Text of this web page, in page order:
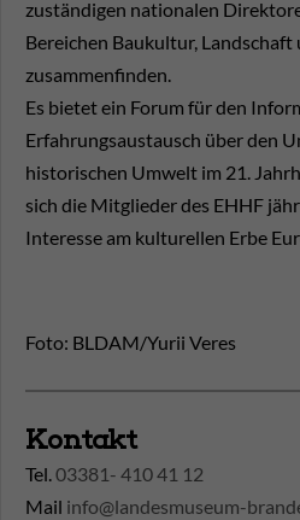
zuständigen nationalen
Bereichen Baukultur, Landschaft
zusammenfinden.
Es bietet ein Forum für den
Erfahrungsaustausch über den
historischen Umwelt im 21.
sich die Mitglieder des EHHF
Interesse am kulturellen Erbe
Foto: BLDAM/Yurii Veres
Kontakt
Tel.03381- 410 41 12
Mail info@landesmuseum-